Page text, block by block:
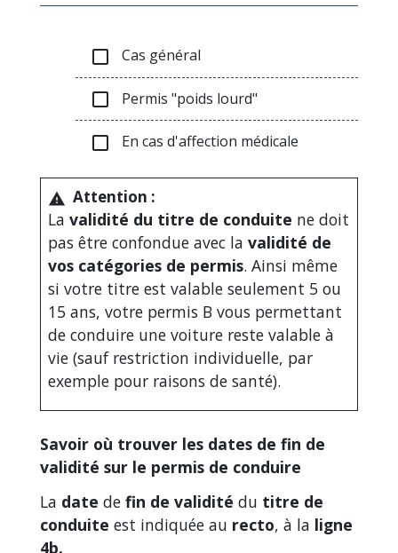
check_box_outline_blank Cas général
check_box_outline_blank Permis "poids lourd"
check_box_outline_blank En cas d'affection médicale
warning Attention :
La validité du titre de conduite ne doit
pas être confondue avec la validité de
vos catégories de permis. Ainsi même
si votre titre est valable seulement 5 ou
15 ans, votre permis B vous permettant
de conduire une voiture reste valable à
vie (sauf restriction individuelle, par
exemple pour raisons de santé).
Savoir où trouver les dates de fin de
validité sur le permis de conduire
La date de fin de validité du titre de
conduite est indiquée au recto, à la ligne
4b.